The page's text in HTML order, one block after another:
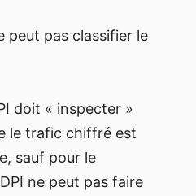
peut pas classifier le
doit « inspecter »
le trafic chiffré est
sauf pour le
ne peut pas faire